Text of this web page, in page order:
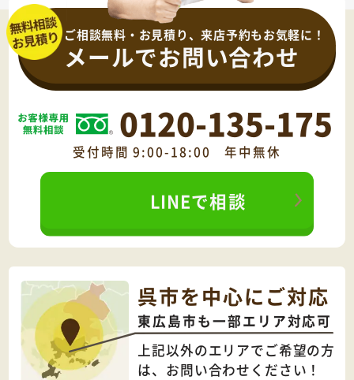
ご相談無料・お見積り、来店予約もお気軽に！
メールでお問い合わせ
0120-135-175
受付時間 9:00-18:00 年中無休
LINEで相談
呉市を中心にご対応
東広島市も一部エリア対応可
上記以外のエリアでご希望の方
は、 お問い合わせください！